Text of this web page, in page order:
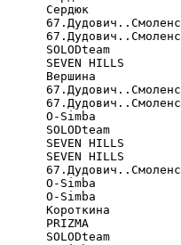
Сердюк
SOLODteam
SEVEN HILLS
O-
SEVEN
SEVEN
O-
O-